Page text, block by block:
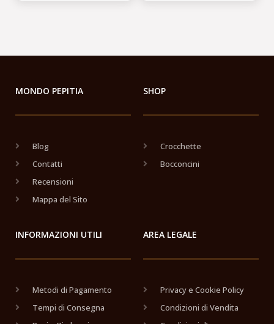
MONDO PEPITIA
Blog
Contatti
Recensioni
Mappa del Sito
SHOP
Crocchette
Bocconcini
INFORMAZIONI UTILI
Metodi di Pagamento
Tempi di Consegna
AREA LEGALE
Privacy e Cookie Policy
Condizioni di Vendita